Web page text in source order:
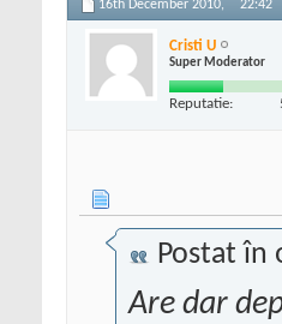
16th December 2010, 22:42
Cristi U
Super Moderator
Reputatie:
Postat în
Are dar